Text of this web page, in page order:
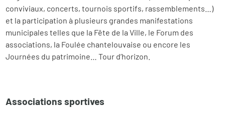
conviviaux, concerts, tournois sportifs, rassemblements…)
et la participation à plusieurs grandes manifestations
municipales telles que la Fête de la Ville, le Forum des
associations, la Foulée chantelouvaise ou encore les
Journées du patrimoine… Tour d’horizon.
Associations sportives